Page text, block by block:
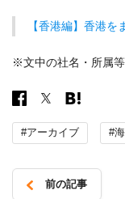
【香港編】香港
※文中の社名・所属等
#アーカイブ #
前の記事